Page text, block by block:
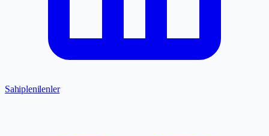
Sahiplenilenler